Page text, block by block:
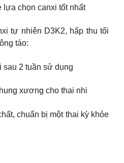
lựa chọn canxi tốt nhất
tự nhiên D3K2, hấp thu tối
táo:
sau 2 tuần sử dụng
xương cho thai nhi
chuẩn bị một thai kỳ khỏe